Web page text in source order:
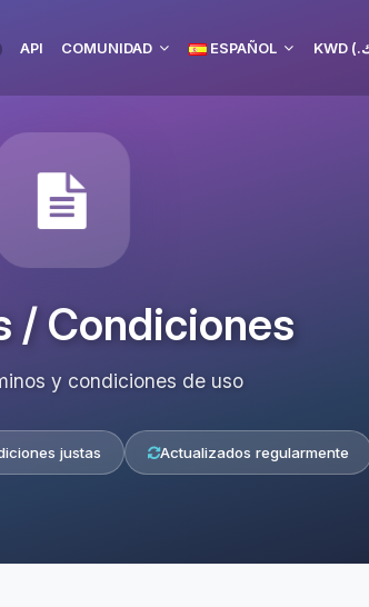
API COMUNIDAD ESPAÑOL
/ Condiciones
y condiciones de uso
justas Actualizados regularmente